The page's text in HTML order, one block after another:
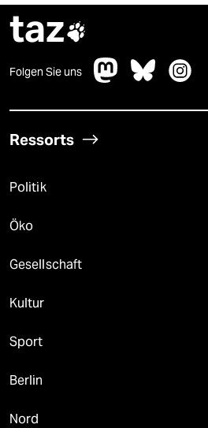
taz
Folgen Sie uns
Ressorts
Politik
Öko
Gesellschaft
Kultur
Sport
Berlin
Nord